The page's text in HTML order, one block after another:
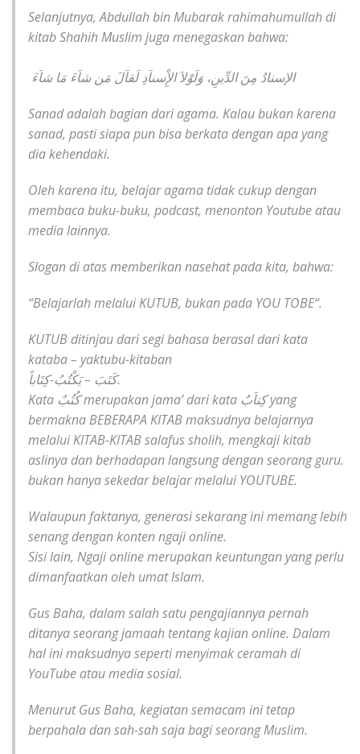
Selanjutnya, Abdullah bin Mubarak rahimahumullah di
kitab Shahih Muslim juga menegaskan bahwa:
الإسنادُ مِنَ الدِّينِ، وَلَوْلاَ الإِْسناَدِ لَقاَلَ مَن شاَءَ مَا شاَءَ
Sanad adalah bagian dari agama. Kalau bukan karena
sanad, pasti siapa pun bisa berkata dengan apa yang
dia kehendaki.
Oleh karena itu, belajar agama tidak cukup dengan
membaca buku-buku, podcast, menonton Youtube atau
media lainnya.
Slogan di atas memberikan nasehat pada kita, bahwa:
“Belajarlah melalui KUTUB, bukan pada YOU TOBE“.
KUTUB ditinjau dari segi bahasa berasal dari kata
kataba – yaktubu-kitaban
كَتَبَ – يَكْتُبُ-كِتَاباً.
Kata كُتُبٌ merupakan jama’ dari kata كِتاَبٌ yang
bermaknaBEBERAPA KITABmaksudnya belajarnya
melalui KITAB-KITAB salafus sholih, mengkaji kitab
aslinya dan berhadapan langsung dengan seorang guru.
bukan hanya sekedar belajar melalui YOUTUBE.
Walaupun faktanya, generasi sekarang ini memang lebih
senang dengan konten ngaji online.
Sisi lain, Ngaji online merupakan keuntungan yang perlu
dimanfaatkan oleh umat Islam.
Gus Baha, dalam salah satu pengajiannya pernah
ditanya seorang jamaah tentang kajian online. Dalam
hal ini maksudnya seperti menyimak ceramah di
YouTube atau media sosial.
Menurut Gus Baha, kegiatan semacam ini tetap
berpahala dan sah-sah saja bagi seorang Muslim.